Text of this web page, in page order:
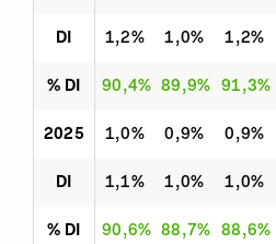
DI 1,2% 1,0% 1,2%
% DI 90,4% 89,9% 91,3%
2025 1,0% 0,9% 0,9%
DI 1,1% 1,0% 1,0%
% DI 90,6% 88,7% 88,6%